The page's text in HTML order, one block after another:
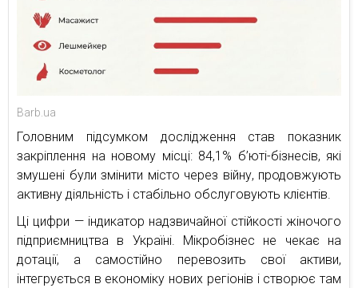
Barb.ua
Головним підсумком дослідження став показник
закріплення на новому місці: 84,1% б’юті-бізнесів, які
змушені були змінити місто через війну, продовжують
активну діяльність і стабільно обслуговують клієнтів.
Ці цифри — індикатор надзвичайної стійкості жіночого
підприємництва в Україні. Мікробізнес не чекає на
дотації, а самостійно перевозить свої активи,
інтегрується в економіку нових регіонів і створює там